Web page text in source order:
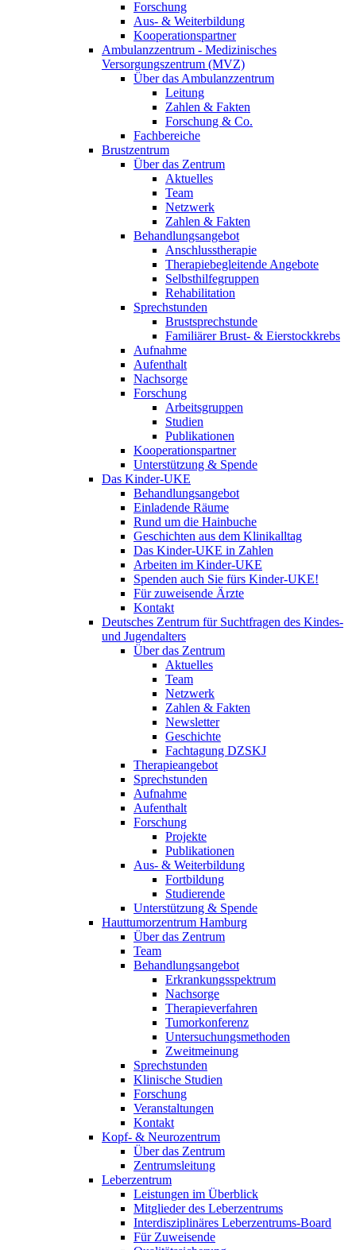
Forschung
Aus- & Weiterbildung
Kooperationspartner
Ambulanzzentrum - Medizinisches
Versorgungszentrum (MVZ)
Über das Ambulanzzentrum
Leitung
Zahlen & Fakten
Forschung & Co.
Fachbereiche
Brustzentrum
Über das Zentrum
Aktuelles
Team
Netzwerk
Zahlen & Fakten
Behandlungsangebot
Anschlusstherapie
Therapiebegleitende Angebote
Selbsthilfegruppen
Rehabilitation
Sprechstunden
Brustsprechstunde
Familiärer Brust- & Eierstockkrebs
Aufnahme
Aufenthalt
Nachsorge
Forschung
Arbeitsgruppen
Studien
Publikationen
Kooperationspartner
Unterstützung & Spende
Das Kinder-UKE
Behandlungsangebot
Einladende Räume
Rund um die Hainbuche
Geschichten aus dem Klinikalltag
Das Kinder-UKE in Zahlen
Arbeiten im Kinder-UKE
Spenden auch Sie fürs Kinder-UKE!
Für zuweisende Ärzte
Kontakt
Deutsches Zentrum für Suchtfragen des Kindes-
und Jugendalters
Über das Zentrum
Aktuelles
Team
Netzwerk
Zahlen & Fakten
Newsletter
Geschichte
Fachtagung DZSKJ
Therapieangebot
Sprechstunden
Aufnahme
Aufenthalt
Forschung
Projekte
Publikationen
Aus- & Weiterbildung
Fortbildung
Studierende
Unterstützung & Spende
Hauttumorzentrum Hamburg
Über das Zentrum
Team
Behandlungsangebot
Erkrankungsspektrum
Nachsorge
Therapieverfahren
Tumorkonferenz
Untersuchungsmethoden
Zweitmeinung
Sprechstunden
Klinische Studien
Forschung
Veranstaltungen
Kontakt
Kopf- & Neurozentrum
Über das Zentrum
Zentrumsleitung
Leberzentrum
Leistungen im Überblick
Mitglieder des Leberzentrums
Interdisziplinäres Leberzentrums-Board
Für Zuweisende